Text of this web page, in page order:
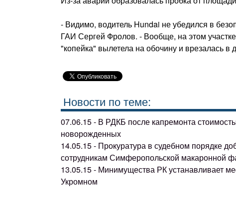
- Видимо, водитель Hundai не убедился в
ГАИ Сергей Фролов. - Вообще, на этом
"копейка" вылетела на обочину и врезалась в
Новости по теме:
07.06.15 - В РДКБ после капремонта
новорожденных
14.05.15 - Прокуратура в судебном порядке
сотрудникам Симферопольской макаронной
13.05.15 - Минимущества РК устанавливает
Укромном